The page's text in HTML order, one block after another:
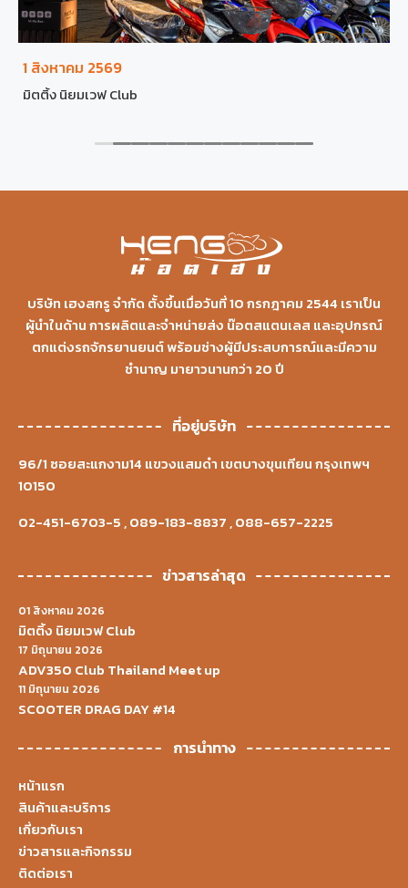
1 สิงหาคม 2569
มิตติ้ง นิยมเวฟ Club
บริษัท เฮงสกรู จำกัด ตั้งขึ้นเมื่อวันที่ 10 กรกฎาคม 2544 เราเป็น
ผู้นำในด้าน การผลิตและจำหน่ายส่ง น๊อตสแตนเลส และอุปกรณ์
ตกแต่งรถจักรยานยนต์ พร้อมช่างผู้มีประสบการณ์และมีความ
ชำนาญ มายาวนานกว่า 20 ปี
ที่อยู่บริษัท
96/1 ซอยสะแกงาม14 แขวงแสมดำ เขตบางขุนเทียน กรุงเทพฯ
10150
02-451-6703-5,089-183-8837,088-657-2225
ข่าวสารล่าสุด
01 สิงหาคม 2026
มิตติ้ง นิยมเวฟ Club
17 มิถุนายน 2026
ADV350 Club Thailand Meet up
11 มิถุนายน 2026
SCOOTER DRAG DAY #14
การนำทาง
หน้าแรก
สินค้าและบริการ
เกี่ยวกับเรา
ข่าวสารและกิจกรรม
ติดต่อเรา